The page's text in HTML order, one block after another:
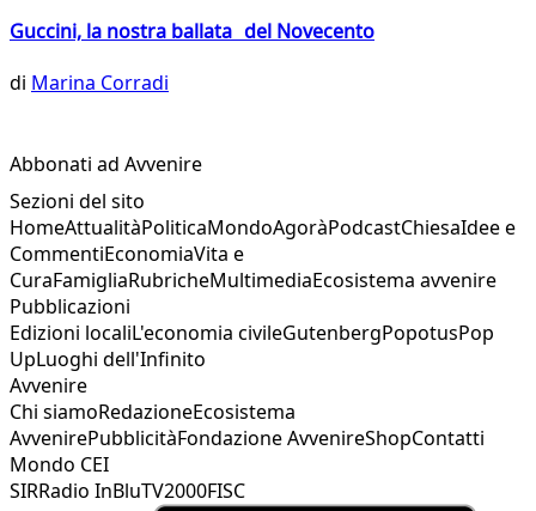
Guccini, la nostra ballata del Novecento
di Marina Corradi
Abbonati ad Avvenire
Sezioni del sito
HomeAttualitàPoliticaMondoAgoràPodcastChiesaIdee e
CommentiEconomiaVita e
CuraFamigliaRubricheMultimediaEcosistema avvenire
Pubblicazioni
Edizioni localiL'economia civileGutenbergPopotusPop
UpLuoghi dell'Infinito
Avvenire
Chi siamoRedazioneEcosistema
AvvenirePubblicitàFondazione AvvenireShopContatti
Mondo CEI
SIRRadio InBluTV2000FISC